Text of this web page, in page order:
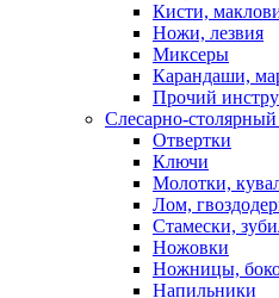
Кисти,
Ножи, лезвия
Миксеры
Карандаши,
Прочий
Слесарно-
Отвертки
Ключи
Молотки,
Лом,
Стамески,
Ножовки
Ножницы,
Напильники